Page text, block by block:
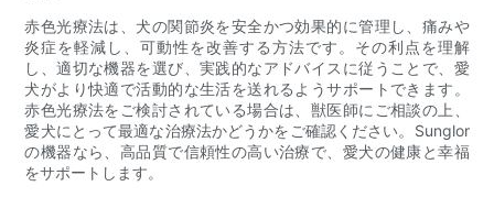
赤色光療法は、犬の関節炎を安全かつ効果的に管理し、痛みや
炎症を軽減し、可動性を改善する方法です。その利点を理解
し、適切な機器を選び、実践的なアドバイスに従うことで、愛
犬がより快適で活動的な生活を送れるようサポートできます。
赤色光療法をご検討されている場合は、獣医師にご相談の上、
愛犬にとって最適な治療法かどうかをご確認ください。Sunglor
の機器なら、高品質で信頼性の高い治療で、愛犬の健康と幸福
をサポートします。